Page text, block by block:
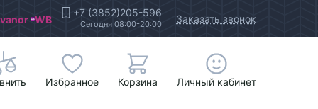
WB +7 (3852)205-596
Сегодня 08:00-20:00 Заказать звонок
Избранное Корзина Личный кабинет